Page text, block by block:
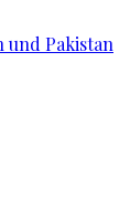
und Pakistan